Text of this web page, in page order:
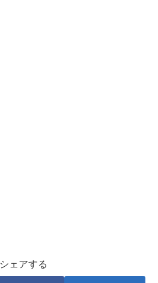
シェアする